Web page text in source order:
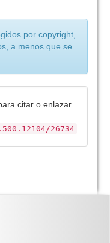
por copyright,
a menos que se
citar o enlazar
26734